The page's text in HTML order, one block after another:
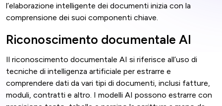
l’elaborazione intelligente dei documenti inizia con la
comprensione dei suoi componenti chiave.
Riconoscimento documentale AI
Il riconoscimento documentale AI si riferisce all’uso di
tecniche di intelligenza artificiale per estrarre e
comprendere dati da vari tipi di documenti, inclusi fatture,
moduli, contratti e altro. I modelli AI possono estrarre con